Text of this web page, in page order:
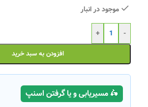
موجود در انبار
-
+
افزودن به سبد خرید
🛵 مسیریابی و یا گرفتن اسنپ